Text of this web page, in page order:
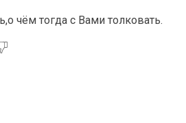
чём тогда с Вами толковать.